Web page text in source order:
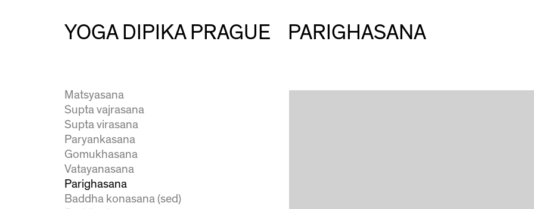
YOGA DIPIKA PRAGUE PARIGHASANA
Ustrasana
Matsyasana
Supta vajrasana
Supta virasana
Paryankasana
Gomukhasana
Vatayanasana
Parighasana
Baddha konasana (sed)